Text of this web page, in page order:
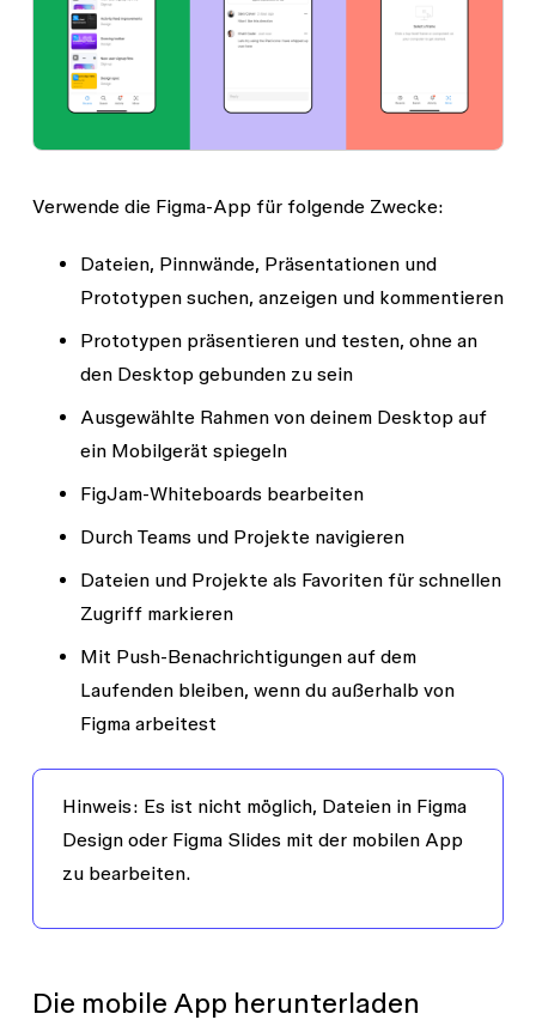
Verwende die Figma-App für folgende Zwecke:
Dateien, Pinnwände, Präsentationen und
Prototypen suchen, anzeigen und kommentieren
Prototypen präsentieren und testen, ohne an
den Desktop gebunden zu sein
Ausgewählte Rahmen von deinem Desktop auf
ein Mobilgerät spiegeln
FigJam-Whiteboards bearbeiten
Durch Teams und Projekte navigieren
Dateien und Projekte als Favoriten für schnellen
Zugriff markieren
Mit Push-Benachrichtigungen auf dem
Laufenden bleiben, wenn du außerhalb von
Figma arbeitest
Hinweis: Es ist nicht möglich, Dateien in Figma
Design oder Figma Slides mit der mobilen App
zu bearbeiten.
Die mobile App herunterladen